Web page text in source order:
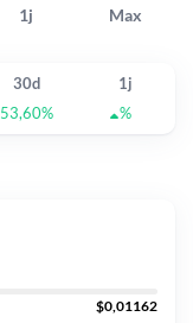
1j Max
30d
1j
53,60% %
$0,01162